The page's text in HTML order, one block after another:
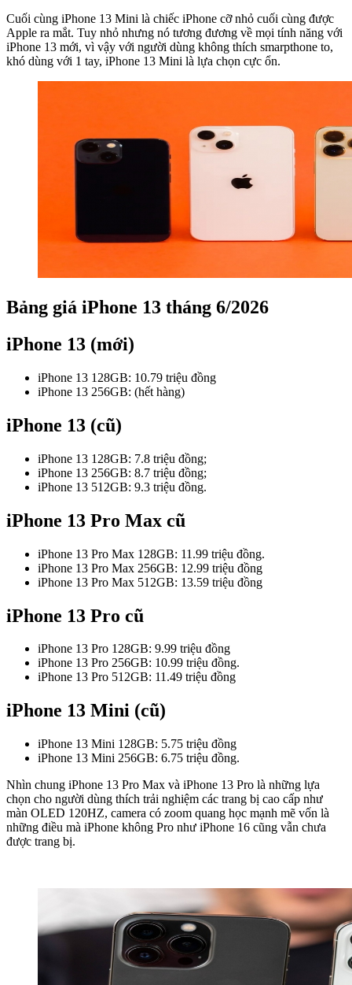
Cuối cùng iPhone 13 Mini là chiếc iPhone cỡ nhỏ cuối cùng được
Apple ra mắt. Tuy nhỏ nhưng nó tương đương về mọi tính năng với
iPhone 13 mới, vì vậy với người dùng không thích smarpthone to,
khó dùng với 1 tay, iPhone 13 Mini là lựa chọn cực ổn.
Bảng giá iPhone 13 tháng 6/2026
iPhone 13 (mới)
iPhone 13 128GB: 10.79 triệu đồng
iPhone 13 256GB: (hết hàng)
iPhone 13 (cũ)
iPhone 13 128GB: 7.8 triệu đồng;
iPhone 13 256GB: 8.7 triệu đồng;
iPhone 13 512GB: 9.3 triệu đồng.
iPhone 13 Pro Max cũ
iPhone 13 Pro Max 128GB: 11.99 triệu đồng.
iPhone 13 Pro Max 256GB: 12.99 triệu đồng
iPhone 13 Pro Max 512GB: 13.59 triệu đồng
iPhone 13 Pro cũ
iPhone 13 Pro 128GB: 9.99 triệu đồng
iPhone 13 Pro 256GB: 10.99 triệu đồng.
iPhone 13 Pro 512GB: 11.49 triệu đồng
iPhone 13 Mini (cũ)
iPhone 13 Mini 128GB: 5.75 triệu đồng
iPhone 13 Mini 256GB: 6.75 triệu đồng.
Nhìn chung iPhone 13 Pro Max và iPhone 13 Pro là những lựa
chọn cho người dùng thích trải nghiệm các trang bị cao cấp như
màn OLED 120HZ, camera có zoom quang học mạnh mẽ vốn là
những điều mà iPhone không Pro như iPhone 16 cũng vẫn chưa
được trang bị.